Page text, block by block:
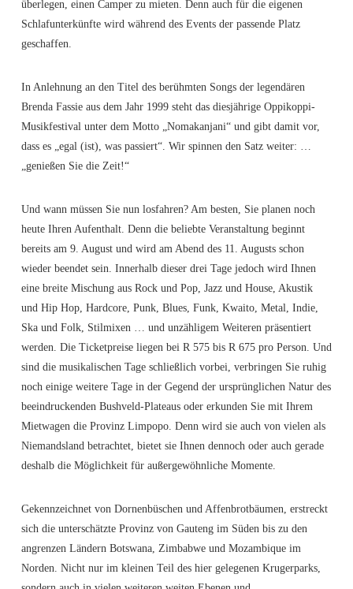
überlegen, einen Camper zu mieten. Denn auch für die eigenen
Schlafunterkünfte wird während des Events der passende Platz
geschaffen.
In Anlehnung an den Titel des berühmten Songs der legendären
Brenda Fassie aus dem Jahr 1999 steht das diesjährige Oppikoppi-
Musikfestival unter dem Motto „Nomakanjani“ und gibt damit vor,
dass es „egal (ist), was passiert“. Wir spinnen den Satz weiter: …
„genießen Sie die Zeit!“
Und wann müssen Sie nun losfahren? Am besten, Sie planen noch
heute Ihren Aufenthalt. Denn die beliebte Veranstaltung beginnt
bereits am 9. August und wird am Abend des 11. Augusts schon
wieder beendet sein. Innerhalb dieser drei Tage jedoch wird Ihnen
eine breite Mischung aus Rock und Pop, Jazz und House, Akustik
und Hip Hop, Hardcore, Punk, Blues, Funk, Kwaito, Metal, Indie,
Ska und Folk, Stilmixen … und unzähligem Weiteren präsentiert
werden. Die Ticketpreise liegen bei R 575 bis R 675 pro Person. Und
sind die musikalischen Tage schließlich vorbei, verbringen Sie ruhig
noch einige weitere Tage in der Gegend der ursprünglichen Natur des
beeindruckenden Bushveld-Plateaus oder erkunden Sie mit Ihrem
Mietwagen die Provinz Limpopo. Denn wird sie auch von vielen als
Niemandsland betrachtet, bietet sie Ihnen dennoch oder auch gerade
deshalb die Möglichkeit für außergewöhnliche Momente.
Gekennzeichnet von Dornenbüschen und Affenbrotbäumen, erstreckt
sich die unterschätzte Provinz von Gauteng im Süden bis zu den
angrenzen Ländern Botswana, Zimbabwe und Mozambique im
Norden. Nicht nur im kleinen Teil des hier gelegenen Krugerparks,